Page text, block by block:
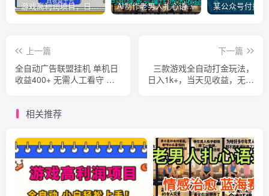
游戏高利润项目，日收益1k+，全自动，无需值守，解放双手，小白轻松上手【揭秘】 AI制作老男人扎心语录，5分钟一条，操作简单，流量非常大，保姆级教程
上一篇
全自动广告联盟挂机 单机日
收益400+ 无需人工看守 可
下一篇
三款游戏全自动打金玩法，
日入1k+，当天见收益，无需
相关推荐